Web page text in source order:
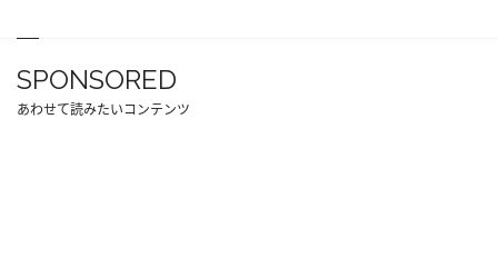
SPONSORED
あわせて読みたいコンテンツ